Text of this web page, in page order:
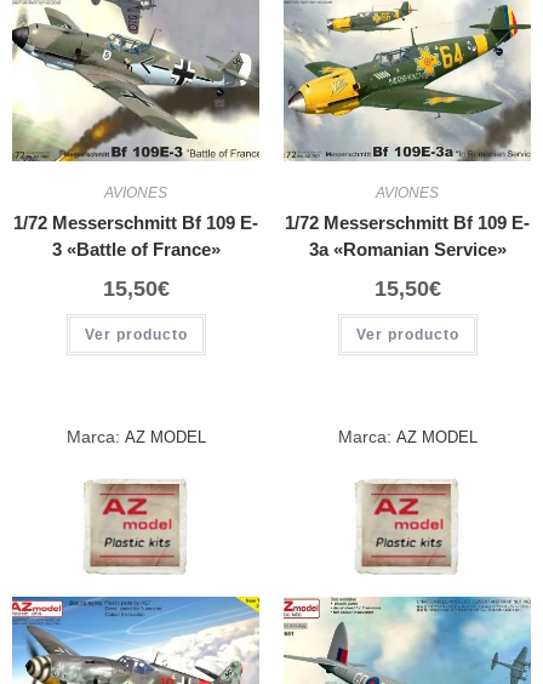
AVIONES
1/72 Messerschmitt Bf 109 E-
3 «Battle of France»
15,50€
Ver producto
AVIONES
1/72 Messerschmitt Bf 109 E-
3a «Romanian Service»
15,50€
Ver producto
Marca: AZ MODEL Marca: AZ MODEL